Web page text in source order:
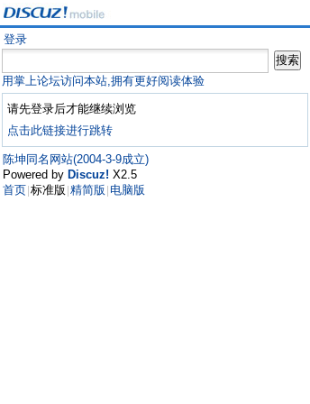
登录
用掌上论坛访问本站,拥有更好阅读体验
请先登录后才能继续浏览
点击此链接进行跳转
陈坤同名网站(2004-3-9成立)
Powered by Discuz! X2.5
首页 标准版 精简版 电脑版